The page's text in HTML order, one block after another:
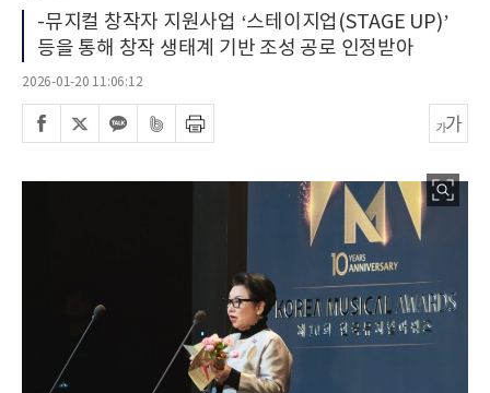
-뮤지컬 창작자 지원사업 ‘스테이지업(STAGE UP)’
등을 통해 창작 생태계 기반 조성 공로 인정받아
2026-01-20 11:06:12